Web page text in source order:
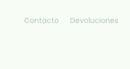
Contacto Devoluciones